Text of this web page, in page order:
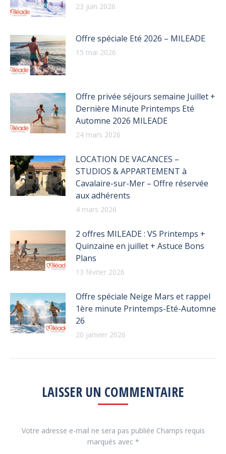
23 juin 2026
Offre spéciale Eté 2026 – MILEADE
15 mai 2026
Offre privée séjours semaine Juillet +
Dernière Minute Printemps Eté
Automne 2026 MILEADE
24 mars 2026
LOCATION DE VACANCES –
STUDIOS & APPARTEMENT à
Cavalaire-sur-Mer – Offre réservée
aux adhérents
4 mars 2026
2 offres MILEADE : VS Printemps +
Quinzaine en juillet + Astuce Bons
Plans
13 février 2026
Offre spéciale Neige Mars et rappel
1ère minute Printemps-Eté-Automne
26
20 janvier 2026
LAISSER UN COMMENTAIRE
Votre adresse e-mail ne sera pas publiée Champs requis
marqués avec *